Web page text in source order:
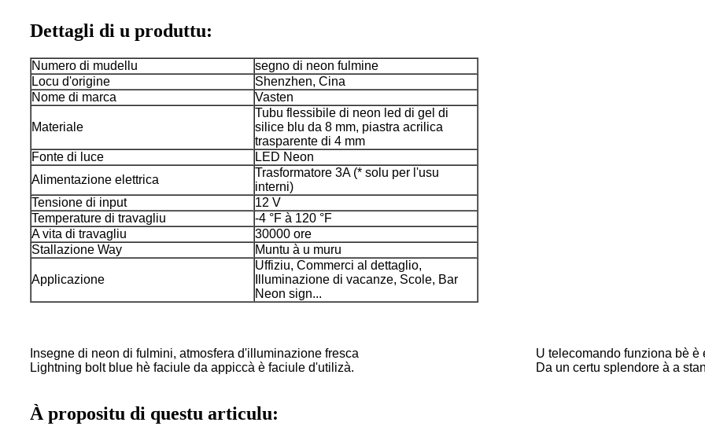
Dettagli di u produttu:
Numero di mudellu
segno di neon fulmine
Locu d'origine
Shenzhen, Cina
Nome di marca
Vasten
Materiale
Tubu flessibile di neon led di gel di
silice blu da 8 mm, piastra acrilica
trasparente di 4 mm
Fonte di luce
LED Neon
Alimentazione elettrica
Trasformatore 3A (* solu per l'usu
interni)
Tensione di input
12 V
Temperature di travagliu
-4 °F à 120 °F
A vita di travagliu
30000 ore
Stallazione Way
Muntu à u muru
Applicazione
Uffiziu, Commerci al dettaglio,
Illuminazione di vacanze, Scole, Bar
Neon sign...
Insegne di neon di fulmini, atmosfera d'illuminazione fresca
Lightning bolt blue hè faciule da appiccà è faciule d'utilizà.
U telecomando funziona bè
Da un certu splendore à a
À propositu di questu articulu: